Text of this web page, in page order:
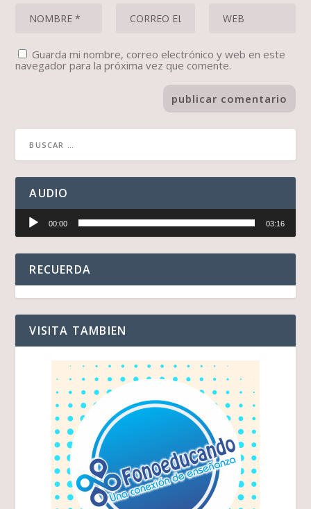
Guarda mi nombre, correo electrónico y web en este
navegador para la próxima vez que comente.
AUDIO
Reproductor
audio
00:00 03:16
RECUERDA
VISITA TAMBIEN